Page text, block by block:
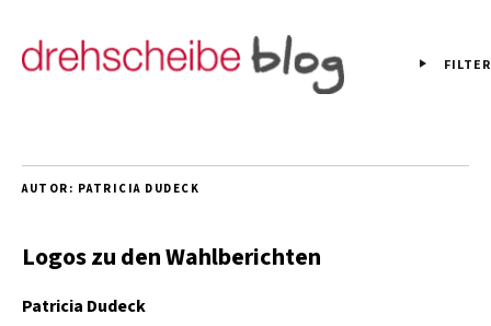
FILTER
AUTOR: PATRICIA DUDECK
Logos zu den Wahlberichten
Patricia Dudeck